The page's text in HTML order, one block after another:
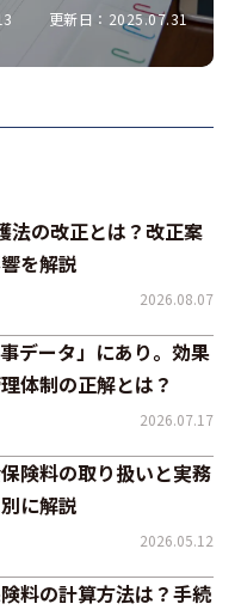
更新日：2025.07.31
法の改正とは？改正案
を解説
2026.08.07
データ」にあり。効果
体制の正解とは？
2026.07.17
険料の取り扱いと実務
に解説
2026.05.12
料の計算方法は？手続